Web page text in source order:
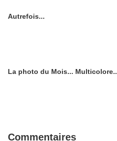
Autrefois...
La photo du Mois... Multicolore..
Commentaires